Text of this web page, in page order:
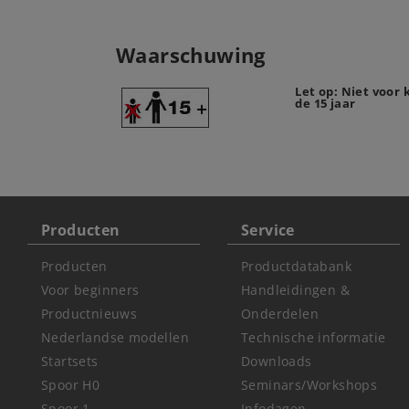
Waarschuwing
Let op: Niet voor
de 15 jaar
Producten
Producten
Voor beginners
Productnieuws
Nederlandse modellen
Startsets
Spoor H0
Service
Productdatabank
Handleidingen &
Onderdelen
Technische informatie
Downloads
Seminars/Workshops